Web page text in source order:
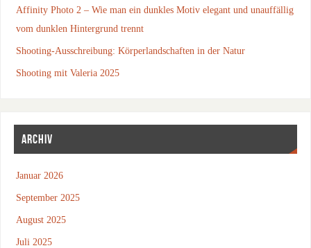
Affinity Photo 2 – Wie man ein dunkles Motiv elegant und unauffällig
vom dunklen Hintergrund trennt
Shooting-Ausschreibung: Körperlandschaften in der Natur
Shooting mit Valeria 2025
ARCHIV
Januar 2026
September 2025
August 2025
Juli 2025